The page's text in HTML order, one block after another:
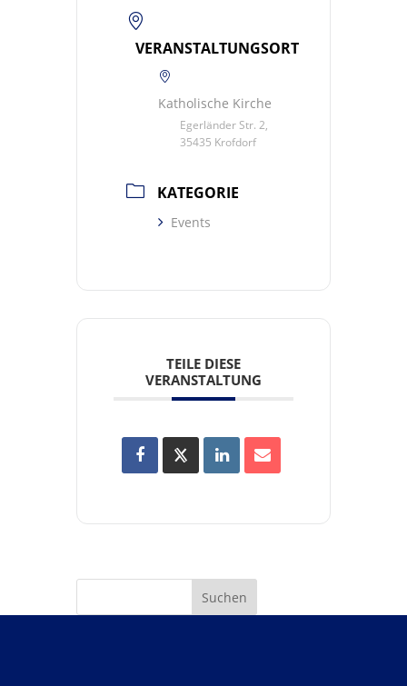
VERANSTALTUNGSORT
Katholische Kirche
Egerländer Str. 2,
35435 Krofdorf
KATEGORIE
Events
TEILE DIESE
VERANSTALTUNG